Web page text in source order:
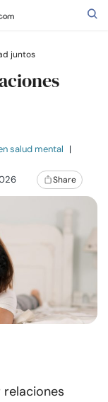
juntos
salud mental |
Share